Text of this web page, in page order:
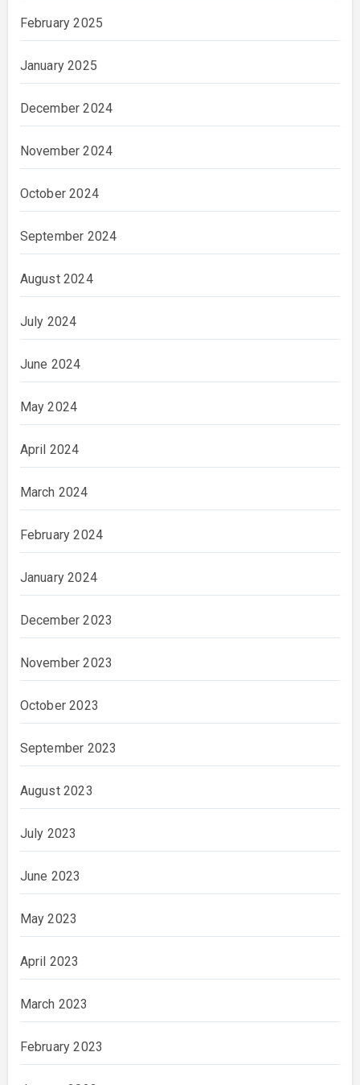
February 2025
January 2025
December 2024
November 2024
October 2024
September 2024
August 2024
July 2024
June 2024
May 2024
April 2024
March 2024
February 2024
January 2024
December 2023
November 2023
October 2023
September 2023
August 2023
July 2023
June 2023
May 2023
April 2023
March 2023
February 2023